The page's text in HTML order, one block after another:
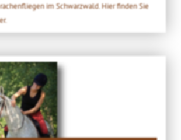
im Schwarzwald. Hier finden Sie